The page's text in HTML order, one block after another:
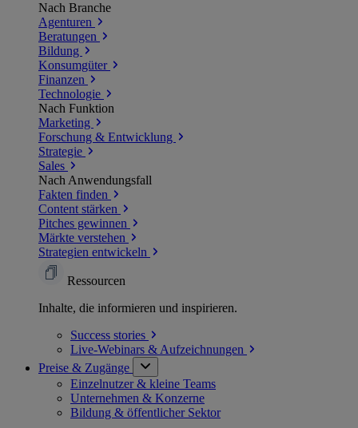
Nach Branche
Agenturen
Beratungen
Bildung
Konsumgüter
Finanzen
Technologie
Nach Funktion
Marketing
Forschung & Entwicklung
Strategie
Sales
Nach Anwendungsfall
Fakten finden
Content stärken
Pitches gewinnen
Märkte verstehen
Strategien entwickeln
Ressourcen
Inhalte, die informieren und inspirieren.
Success stories
Live-Webinars & Aufzeichnungen
Preise & Zugänge
Einzelnutzer & kleine Teams
Unternehmen & Konzerne
Bildung & öffentlicher Sektor